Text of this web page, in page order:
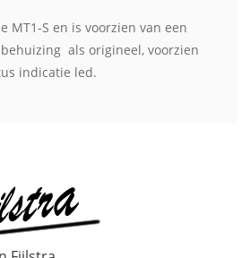
MT1-S en is voorzien van een
als origineel, voorzien
indicatie led.